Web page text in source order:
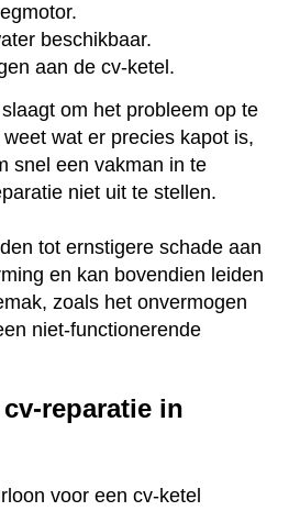
beschikbaar.
aan de cv-ketel.
om het probleem op te
wat er precies kapot is,
snel een vakman in te
niet uit te stellen.
tot ernstigere schade aan
en kan bovendien leiden
zoals het onvermogen
niet-functionerende
reparatie in
voor een cv-ketel